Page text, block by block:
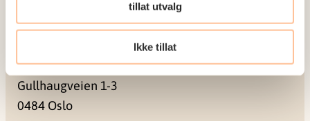
tillat utvalg
Ikke tillat
Gullhaugveien 1-3
0484 Oslo